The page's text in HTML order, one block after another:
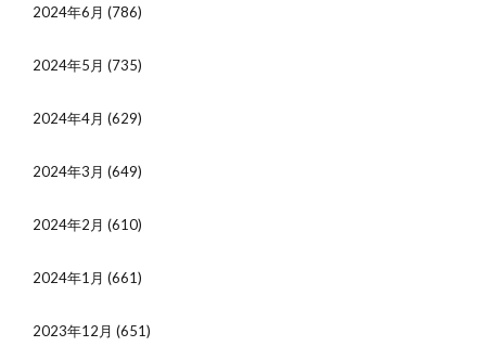
2024年6月 (786)
2024年5月 (735)
2024年4月 (629)
2024年3月 (649)
2024年2月 (610)
2024年1月 (661)
2023年12月 (651)